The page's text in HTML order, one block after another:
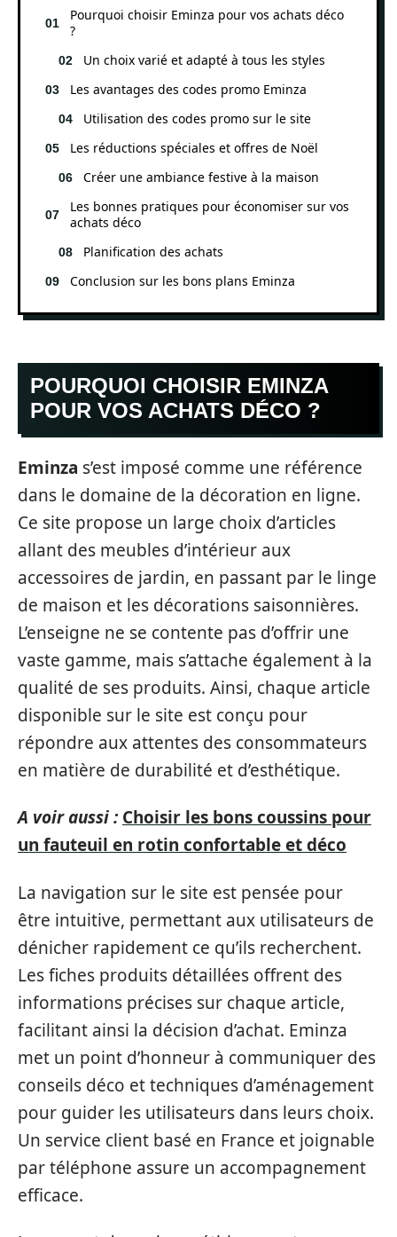
Pourquoi choisir Eminza pour vos achats déco
?
Un choix varié et adapté à tous les styles
Les avantages des codes promo Eminza
Utilisation des codes promo sur le site
Les réductions spéciales et offres de Noël
Créer une ambiance festive à la maison
Les bonnes pratiques pour économiser sur vos
achats déco
Planification des achats
Conclusion sur les bons plans Eminza
POURQUOI CHOISIR EMINZA
POUR VOS ACHATS DÉCO ?
Eminza s’est imposé comme une référence
dans le domaine de la décoration en ligne.
Ce site propose un large choix d’articles
allant des meubles d’intérieur aux
accessoires de jardin, en passant par le linge
de maison et les décorations saisonnières.
L’enseigne ne se contente pas d’offrir une
vaste gamme, mais s’attache également à la
qualité de ses produits. Ainsi, chaque article
disponible sur le site est conçu pour
répondre aux attentes des consommateurs
en matière de durabilité et d’esthétique.
A voir aussi : Choisir les bons coussins pour
un fauteuil en rotin confortable et déco
La navigation sur le site est pensée pour
être intuitive, permettant aux utilisateurs de
dénicher rapidement ce qu’ils recherchent.
Les fiches produits détaillées offrent des
informations précises sur chaque article,
facilitant ainsi la décision d’achat. Eminza
met un point d’honneur à communiquer des
conseils déco et techniques d’aménagement
pour guider les utilisateurs dans leurs choix.
Un service client basé en France et joignable
par téléphone assure un accompagnement
efficace.